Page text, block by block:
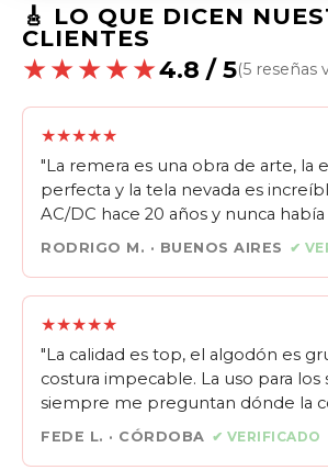
🎸 LO QUE DICEN
CLIENTES
★★★★★4.8 / 5(5 reseñas
★★★★★
"La remera es una obra de arte, la
perfecta y la tela nevada es
AC/DC hace 20 años y nunca había
RODRIGO M. · BUENOS AIRES ✔
★★★★★
"La calidad es top, el algodón es
costura impecable. La uso para los
siempre me preguntan dónde la
FEDE L. · CÓRDOBA ✔ VERIFICADO